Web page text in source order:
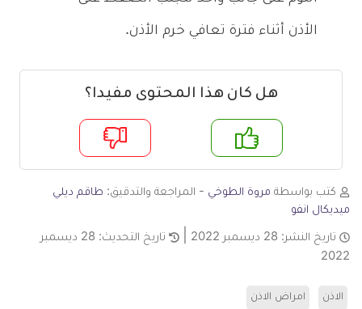
الأذن أثناء فترة تعافي خرم الأذن.
هل كان هذا المحتوى مفيدا؟
لا
كتب بواسطة مروة الطوخي - المراجعة والتدقيق: طاقم ديلي
ميديكال انفو
تاريخ النشر: 28 ديسمبر 2022 تاريخ التحديث:
28 ديسمبر
2022
الاذن امراض الاذن